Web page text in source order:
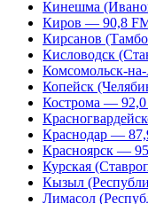
Кинешма
Киров — 90,8
Кирсанов
Кисловодск
Комсомольск-
Копейск
Кострома —
Краснодар —
Красноярск —
Курская
Кызыл
Лимасол